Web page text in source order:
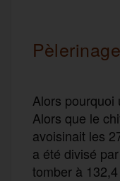
Alors pourquoi
Alors que le
avoisinait les
a été divisé
tomber à